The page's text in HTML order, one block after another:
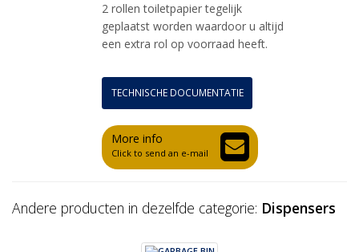
2 rollen toiletpapier tegelijk
geplaatst worden waardoor u altijd
een extra rol op voorraad heeft.
TECHNISCHE DOCUMENTATIE
More info
Click to send an e-mail
Andere producten in dezelfde categorie: Dispensers